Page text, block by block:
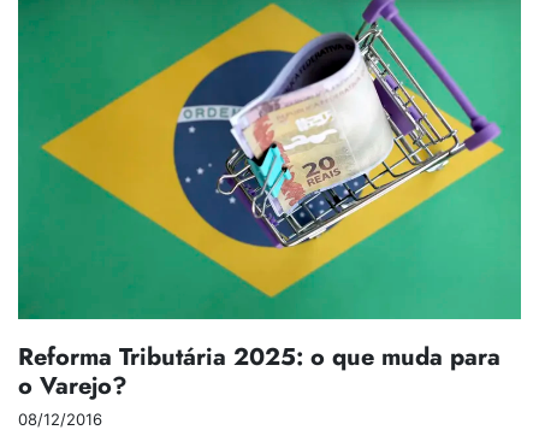
Reforma Tributária 2025: o que muda para
o Varejo?
08/12/2016